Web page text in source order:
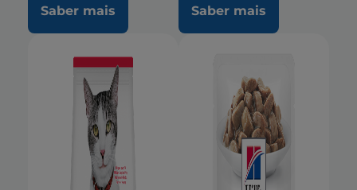
Saber mais Saber mais